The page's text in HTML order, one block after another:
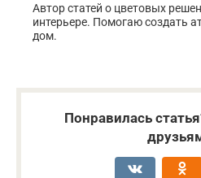
Автор статей о цветовых
интерьере. Помогаю создать
дом.
Понравилась